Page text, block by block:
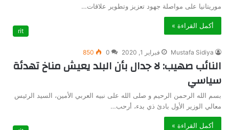
موريتانيا على مواصلة جهود تعزيز وتطوير علاقات…
أكمل القراءة »
Mustafa Sidiya فبراير 1, 2020 0
850
النائب صهيب: لا جدال بأن البلد يعيش مناخ تهدئة
سياسي
بسم الله الرحمن الرحيم و صلى الله على نبيه العربي الأمين، السيد الرئيس
معالي الوزير الأول بادئ ذي بدء، أرحب…
أكمل القراءة »